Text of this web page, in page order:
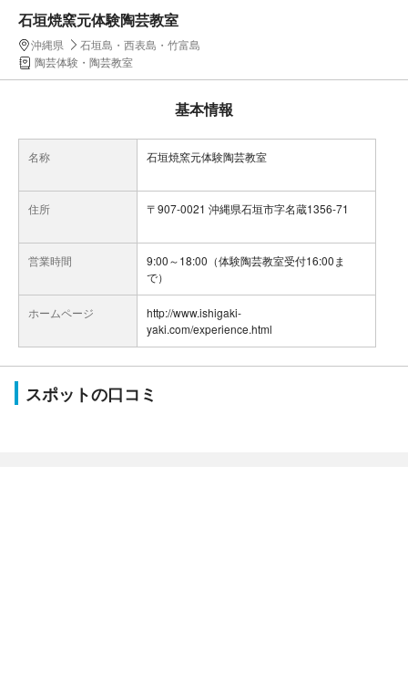
石垣焼窯元体験陶芸教室
沖縄県
石垣島・西表島・竹富島
陶芸体験・陶芸教室
基本情報
名称 石垣焼窯元体験陶芸教室
住所 〒907-0021 沖縄県石垣市字名蔵1356-71
営業時間
9:00～18:00（体験陶芸教室受付16:00ま
で）
ホームページ
http://www.ishigaki-
yaki.com/experience.html
スポットの口コミ